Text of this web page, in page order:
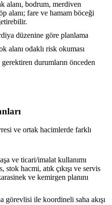
alanı, bodrum, merdiven
alanı; fare ve hamam böceği
düzenine göre planlama
alanı odaklı risk okuması
durumların önceden
ve ortak hacimlerde farklı
ve ticari/imalat kullanımı
stok hacmi, atık çıkışı ve servis
ve kemirgen planını
görevlisi ile koordineli saha akışı